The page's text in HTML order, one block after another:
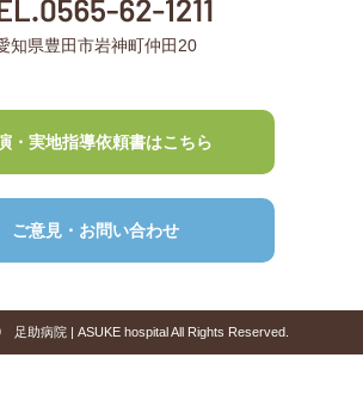
知県豊田市岩神町仲田20
・実地指導依頼書はこちら
ご意見・お問い合わせ
助病院 | ASUKE hospital All Rights Reserved.